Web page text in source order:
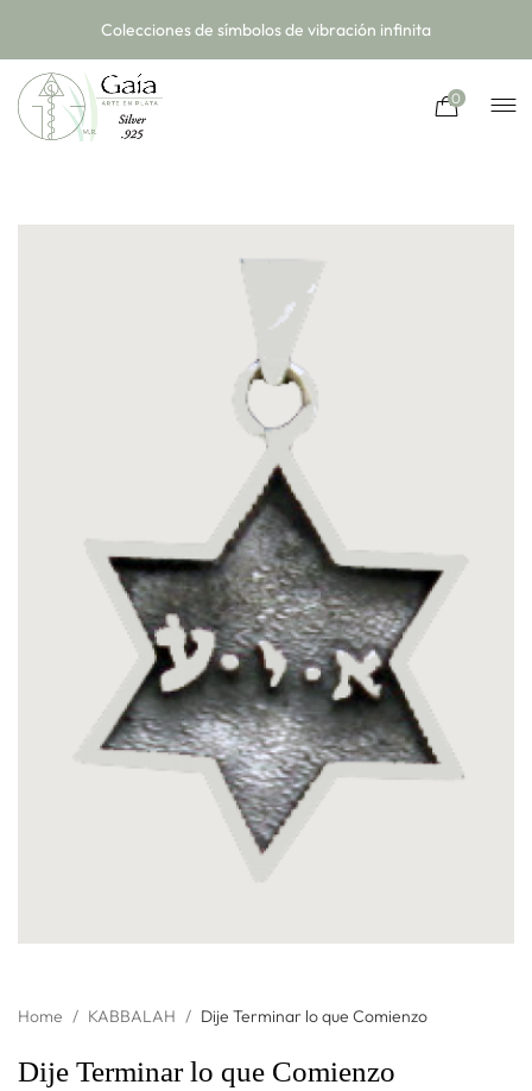
Colecciones de símbolos de vibración infinita
0
Home / KABBALAH / Dije Terminar lo que Comienzo
Dije Terminar lo que Comienzo